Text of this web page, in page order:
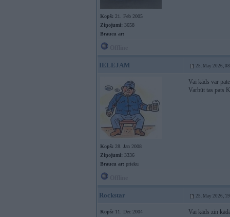
Kopš: 21. Feb 2005
Ziņojumi: 3658
Braucu ar:
IELEJAM 25. May 2026,
Kopš: 28. Jan 2008
Ziņojumi: 3336
Braucu ar: prieku
Vai kāds var
Varbūt tas pats
Rockstar 25. May 2026,
Kopš: 11. Dec 2004
Vai kāds zin